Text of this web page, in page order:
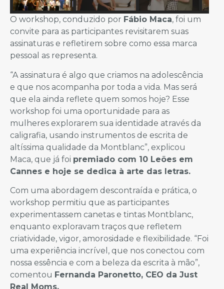
O workshop, conduzido por Fábio Maca, foi um
convite para as participantes revisitarem suas
assinaturas e refletirem sobre como essa marca
pessoal as representa.
“A assinatura é algo que criamos na adolescência
e que nos acompanha por toda a vida. Mas será
que ela ainda reflete quem somos hoje? Esse
workshop foi uma oportunidade para as
mulheres explorarem sua identidade através da
caligrafia, usando instrumentos de escrita de
altíssima qualidade da Montblanc”, explicou
Maca, que já foi premiado com 10 Leões em
Cannes e hoje se dedica à arte das letras.
Com uma abordagem descontraída e prática, o
workshop permitiu que as participantes
experimentassem canetas e tintas Montblanc,
enquanto exploravam traços que refletem
criatividade, vigor, amorosidade e flexibilidade. “Foi
uma experiência incrível, que nos conectou com
nossa essência e com a beleza da escrita à mão”,
comentou Fernanda Paronetto, CEO da Just
Real Moms.